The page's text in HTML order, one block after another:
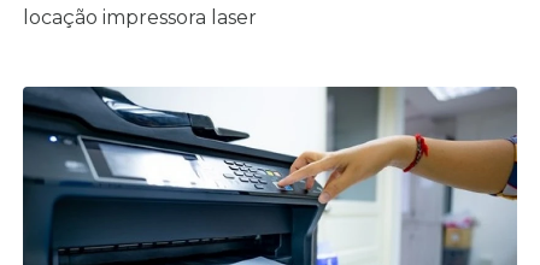
locação impressora laser